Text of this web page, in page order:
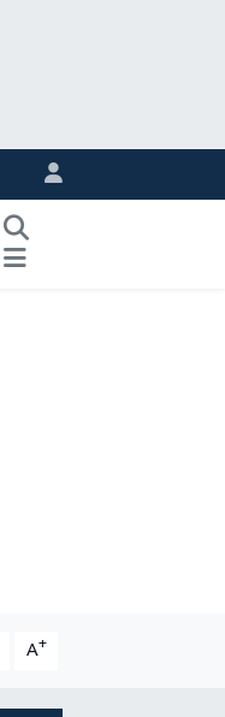
A+